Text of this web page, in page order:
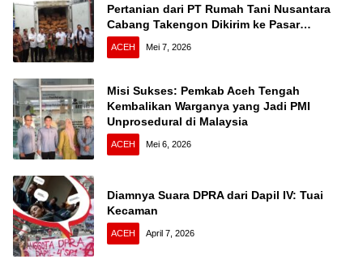
Pertanian dari PT Rumah Tani Nusantara
Cabang Takengon Dikirim ke Pasar
Nasional
ACEH Mei 7, 2026
Misi Sukses: Pemkab Aceh Tengah
Kembalikan Warganya yang Jadi PMI
Unprosedural di Malaysia
ACEH Mei 6, 2026
Diamnya Suara DPRA dari Dapil IV: Tuai
Kecaman
ACEH April 7, 2026